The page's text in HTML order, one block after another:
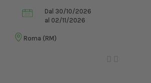
Dal 30/10/2026
al 02/11/2026
Roma (RM)